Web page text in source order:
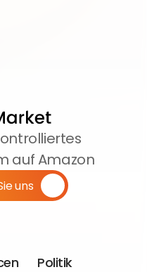
auf Amazon
uns
Politik